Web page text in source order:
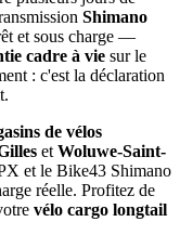
Shimano
et sous charge —
cadre à vie sur le
: c'est la déclaration
de vélos
etWoluwe-Saint-
et le Bike43 Shimano
réelle. Profitez de
vélo cargo longtail